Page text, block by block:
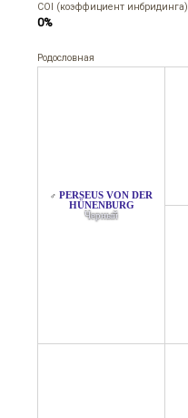
COI (коэффициент инбридинга)
0%
Родословная
♂ PERSEUS VON DER
HÜNENBURG
Черный